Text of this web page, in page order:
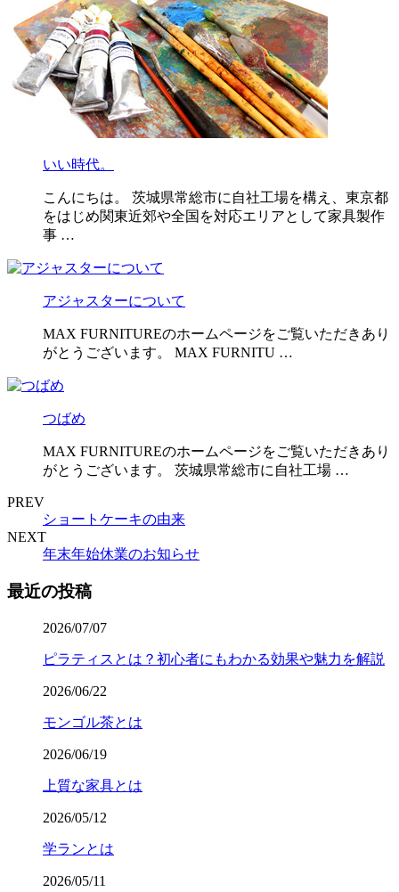
いい時代。
こんにちは。 茨城県常総市に自社工場を構え、東京都
をはじめ関東近郊や全国を対応エリアとして家具製作
事 …
アジャスターについて
MAX FURNITUREのホームページをご覧いただきあり
がとうございます。 MAX FURNITU …
つばめ
MAX FURNITUREのホームページをご覧いただきあり
がとうございます。 茨城県常総市に自社工場 …
PREV
ショートケーキの由来
NEXT
年末年始休業のお知らせ
最近の投稿
2026/07/07
ピラティスとは？初心者にもわかる効果や魅力を解説
2026/06/22
モンゴル茶とは
2026/06/19
上質な家具とは
2026/05/12
学ランとは
2026/05/11